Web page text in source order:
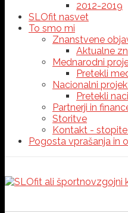
2012-2019
SLOfit nasvet
To smo mi
Znanstvene
Aktualne
Mednarodni
Pretekli
Nacionalni
Pretekli
Partnerji in
Storitve
Kontakt -
Pogosta vprašanja in